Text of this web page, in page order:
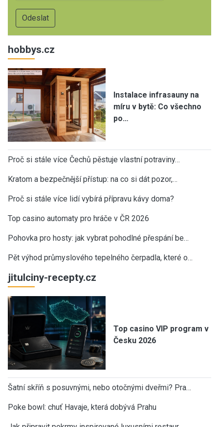
hobbys.cz
Instalace infrasauny na
míru v bytě: Co všechno
po…
Proč si stále více Čechů pěstuje vlastní potraviny…
Kratom a bezpečnější přístup: na co si dát pozor,…
Proč si stále více lidí vybírá přípravu kávy doma?
Top casino automaty pro hráče v ČR 2026
Pohovka pro hosty: jak vybrat pohodlné přespání be…
Pět výhod průmyslového tepelného čerpadla, které o…
jitulciny-recepty.cz
Top casino VIP program v
Česku 2026
Šatní skříň s posuvnými, nebo otočnými dveřmi? Pra…
Poke bowl: chuť Havaje, která dobývá Prahu